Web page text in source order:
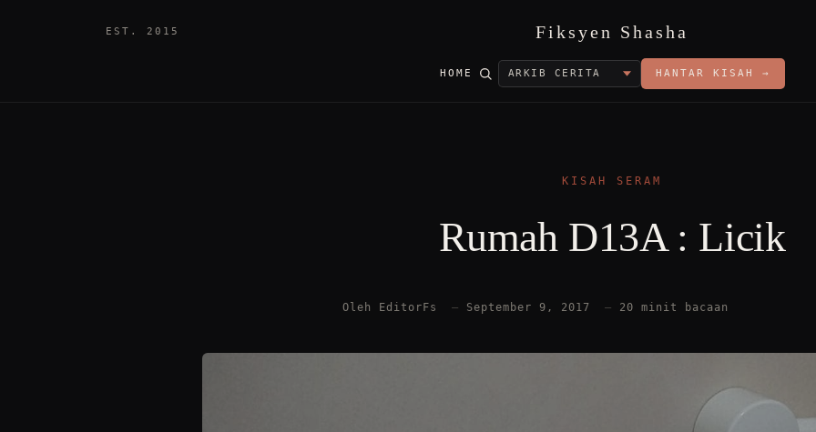
EST. 2015 Fiksyen Shasha
HOME HANTAR KISAH →
KISAH SERAM
Rumah D13A : Licik
Oleh EditorFs — September 9, 2017 — 20 minit bacaan